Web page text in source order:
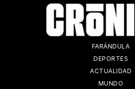
FARÁNDULA
DEPORTES
ACTUALIDAD
MUNDO